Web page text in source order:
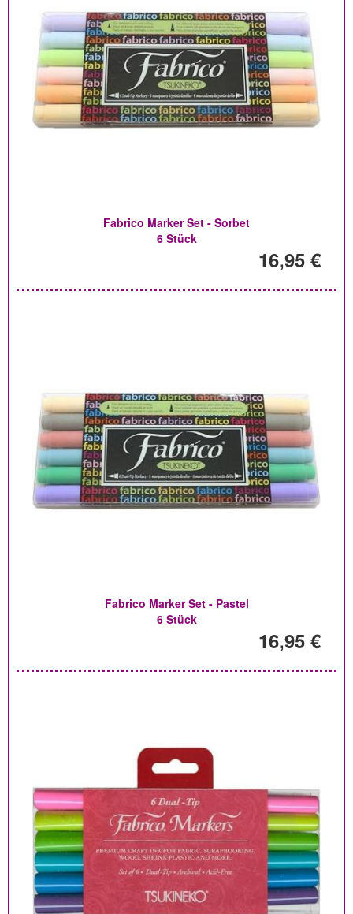
Fabrico Marker Set - Sorbet
6 Stück
16,95 €
Fabrico Marker Set - Pastel
6 Stück
16,95 €